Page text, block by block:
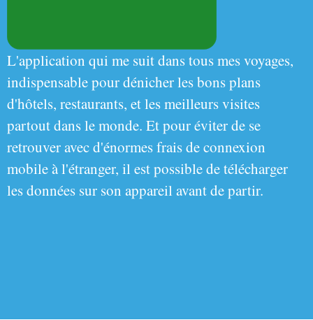
L'application qui me suit dans tous mes voyages,
indispensable pour dénicher les bons plans
d'hôtels, restaurants, et les meilleurs visites
partout dans le monde. Et pour éviter de se
retrouver avec d'énormes frais de connexion
mobile à l'étranger, il est possible de télécharger
les données sur son appareil avant de partir.